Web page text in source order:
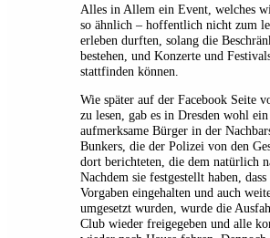
Alles in Allem ein Event, welches
so ähnlich – hoffentlich nicht zum
erleben durften, solang die
bestehen, und Konzerte und
stattfinden können.
Wie später auf der Facebook Seite
zu lesen, gab es in Dresden wohl
aufmerksame Bürger in der
Bunkers, die der Polizei von den
dort berichteten, die dem natürlich
Nachdem sie festgestellt haben,
Vorgaben eingehalten und auch
umgesetzt wurden, wurde die
Club wieder freigegeben und alle